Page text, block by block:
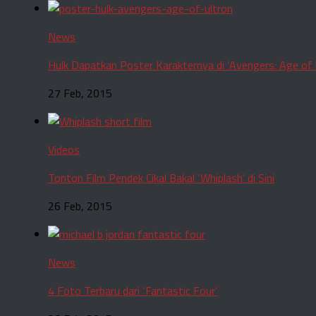
News
Hulk Dapatkan Poster Karakternya di ‘Avengers: Age of
27 Feb, 2015
Videos
Tonton Film Pendek Cikal Bakal ‘Whiplash’ di Sini
26 Feb, 2015
News
4 Foto Terbaru dari ‘Fantastic Four’